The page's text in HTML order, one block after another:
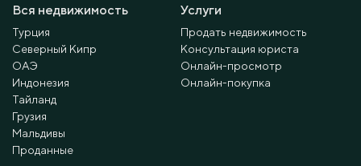
Вся недвижимость
Турция
Северный Кипр
ОАЭ
Индонезия
Тайланд
Грузия
Мальдивы
Проданные
Услуги
Продать недвижимость
Консультация юриста
Онлайн-просмотр
Онлайн-покупка